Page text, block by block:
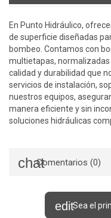
En Punto Hidráulico,
de superficie diseñadas
bombeo. Contamos con
multietapas,
calidad y durabilidad que
servicios de instalación,
nuestros equipos,
manera eficiente y sin
soluciones hidráulicas
Comentarios (0)
Sea el